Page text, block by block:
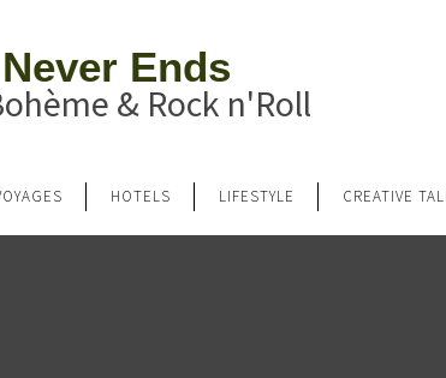
Ends
& Rock n'Roll
HOTELS LIFESTYLE CREATIVE